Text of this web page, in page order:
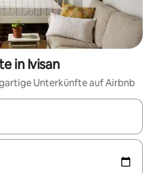
in Ivisan
Unterkünfte auf Airbnb
sind, navigiere mit den